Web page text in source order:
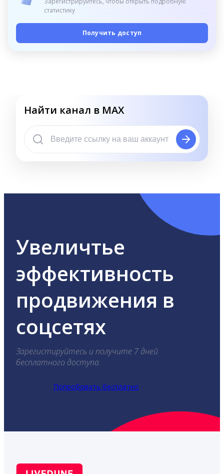
статистику
Получить доступ
Найти канал в MAX
Увеличтье
эффективность
продвижения в
соцсетях
Зарегистируйтесь и получите 7 дней
бесплатного доступа.
Попробовать бесплатно